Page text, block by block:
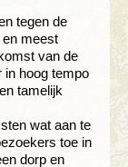
tegen de
meest
van de
in hoog tempo
tamelijk
wat aan te
toe in
dorp en